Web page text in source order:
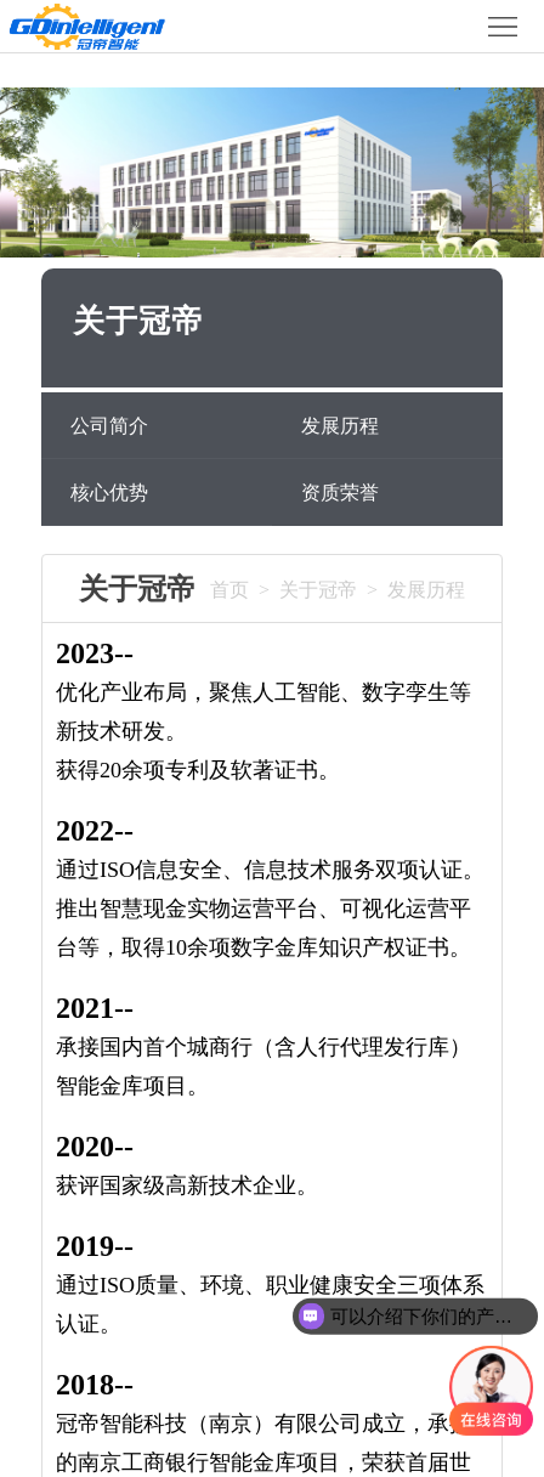
首
品
中
心
项
目
新
关于冠帝
公司简介 发展历程
核心优势 资质荣誉
关于冠帝 首页 > 关于冠帝 > 发展历程
2023--
优化产业布局，聚焦人工智能、数字孪生等
新技术研发。
获得20余项专利及软著证书。
2022--
通过ISO信息安全、信息技术服务双项认证。
推出智慧现金实物运营平台、可视化运营平
台等，取得10余项数字金库知识产权证书。
2021--
承接国内首个城商行（含人行代理发行库）
智能金库项目。
2020--
获评国家级高新技术企业。
2019--
通过ISO质量、环境、职业健康安全三项体系
认证。
2018--
冠帝智能科技（南京）有限公司成立，承接
的南京工商银行智能金库项目，荣获首届世
可以介绍下你们的产品么